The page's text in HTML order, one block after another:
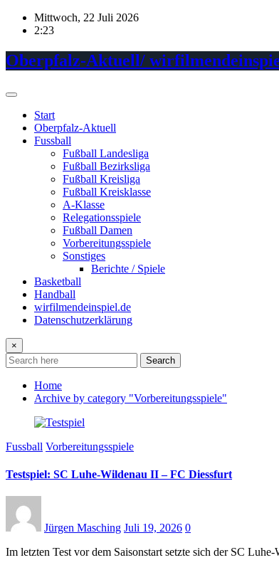
Skip
Mittwoch, 22 Juli 2026
2:23
Oberpfalz-Aktuell/
Start
Oberpfalz-Aktuell
Fussball
Fußball Landesliga
Fußball Bezirksliga
Fußball Kreisliga
Fußball Kreisklasse
A-Klasse
Relegationsspiele
Fußball Damen
Vorbereitungsspiele
Sonstiges
Berichte / Spiele
Basketball
Handball
wirfilmendeinspiel.de
Datenschutzerklärung
×
Search
Home
Archive by category "Vorbereitungsspiele"
Fussball Vorbereitungsspiele
Testspiel: SC Luhe-Wildenau II – FC Diessfurt
Jürgen Masching Juli 19, 2026 0
Im letzten Test vor dem Saisonstart setzte sich der SC